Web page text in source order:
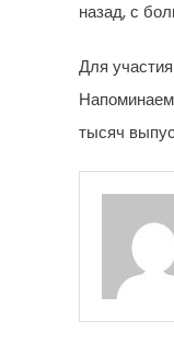
назад, с
Для
тысяч